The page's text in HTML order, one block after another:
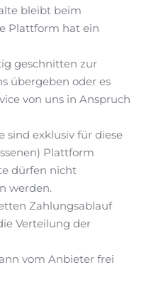
bleibt beim
Plattform hat ein
geschnitten zur
übergeben oder es
von uns in Anspruch
sind exklusiv für diese
Plattform
dürfen nicht
werden.
Zahlungsablauf
Verteilung der
vom Anbieter frei